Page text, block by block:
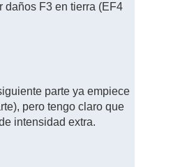
daños F3 en tierra (EF4
parte ya empiece
pero tengo claro que
intensidad extra.